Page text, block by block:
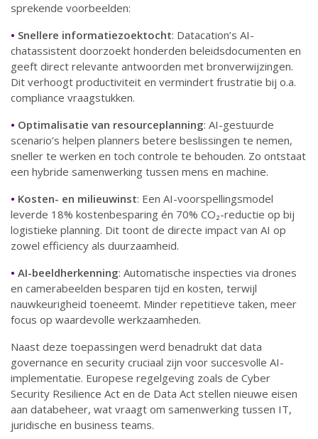
sprekende voorbeelden:
• Snellere informatiezoektocht: Datacation’s AI-
chatassistent doorzoekt honderden beleidsdocumenten en
geeft direct relevante antwoorden met bronverwijzingen.
Dit verhoogt productiviteit en vermindert frustratie bij o.a.
compliance vraagstukken.
• Optimalisatie van resourceplanning: AI-gestuurde
scenario’s helpen planners betere beslissingen te nemen,
sneller te werken en toch controle te behouden. Zo ontstaat
een hybride samenwerking tussen mens en machine.
• Kosten- en milieuwinst: Een AI-voorspellingsmodel
leverde 18% kostenbesparing én 70% CO₂-reductie op bij
logistieke planning. Dit toont de directe impact van AI op
zowel efficiency als duurzaamheid.
• AI-beeldherkenning: Automatische inspecties via drones
en camerabeelden besparen tijd en kosten, terwijl
nauwkeurigheid toeneemt. Minder repetitieve taken, meer
focus op waardevolle werkzaamheden.
Naast deze toepassingen werd benadrukt dat data
governance en security cruciaal zijn voor succesvolle AI-
implementatie. Europese regelgeving zoals de Cyber
Security Resilience Act en de Data Act stellen nieuwe eisen
aan databeheer, wat vraagt om samenwerking tussen IT,
juridische en business teams.